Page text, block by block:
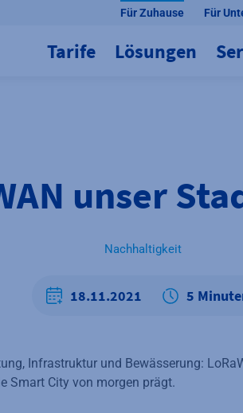
Für Zuhause Für
Tarife Lösungen
unser
Nachhaltigkeit
18.11.2021 5
Infrastruktur und Bewässerung:
Smart City von morgen prägt.